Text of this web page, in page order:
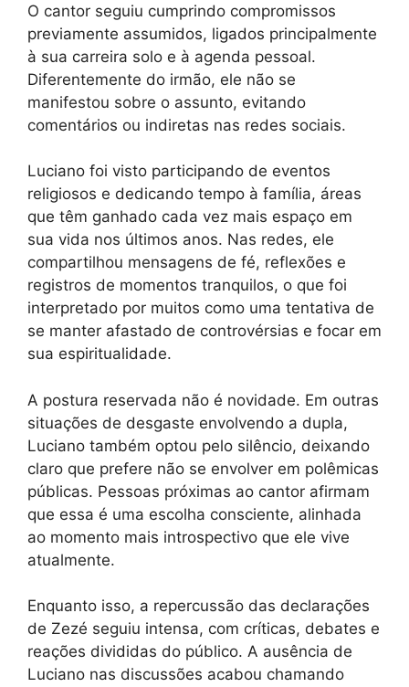
O cantor seguiu cumprindo compromissos
previamente assumidos, ligados principalmente
à sua carreira solo e à agenda pessoal.
Diferentemente do irmão, ele não se
manifestou sobre o assunto, evitando
comentários ou indiretas nas redes sociais.
Luciano foi visto participando de eventos
religiosos e dedicando tempo à família, áreas
que têm ganhado cada vez mais espaço em
sua vida nos últimos anos. Nas redes, ele
compartilhou mensagens de fé, reflexões e
registros de momentos tranquilos, o que foi
interpretado por muitos como uma tentativa de
se manter afastado de controvérsias e focar em
sua espiritualidade.
A postura reservada não é novidade. Em outras
situações de desgaste envolvendo a dupla,
Luciano também optou pelo silêncio, deixando
claro que prefere não se envolver em polêmicas
públicas. Pessoas próximas ao cantor afirmam
que essa é uma escolha consciente, alinhada
ao momento mais introspectivo que ele vive
atualmente.
Enquanto isso, a repercussão das declarações
de Zezé seguiu intensa, com críticas, debates e
reações divididas do público. A ausência de
Luciano nas discussões acabou chamando